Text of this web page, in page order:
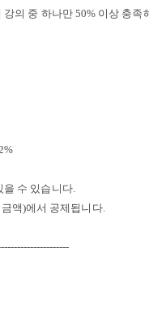
강의 중 하나만50% 이상 충족
을 수 있습니다.
액)에서 공제됩니다.